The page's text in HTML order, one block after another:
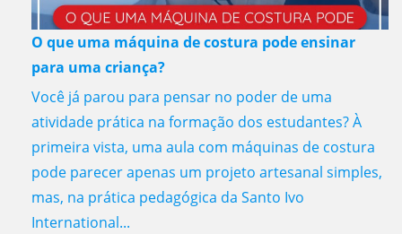
O que uma máquina de costura pode ensinar
para uma criança?
Você já parou para pensar no poder de uma
atividade prática na formação dos estudantes? À
primeira vista, uma aula com máquinas de costura
pode parecer apenas um projeto artesanal simples,
mas, na prática pedagógica da Santo Ivo
International...